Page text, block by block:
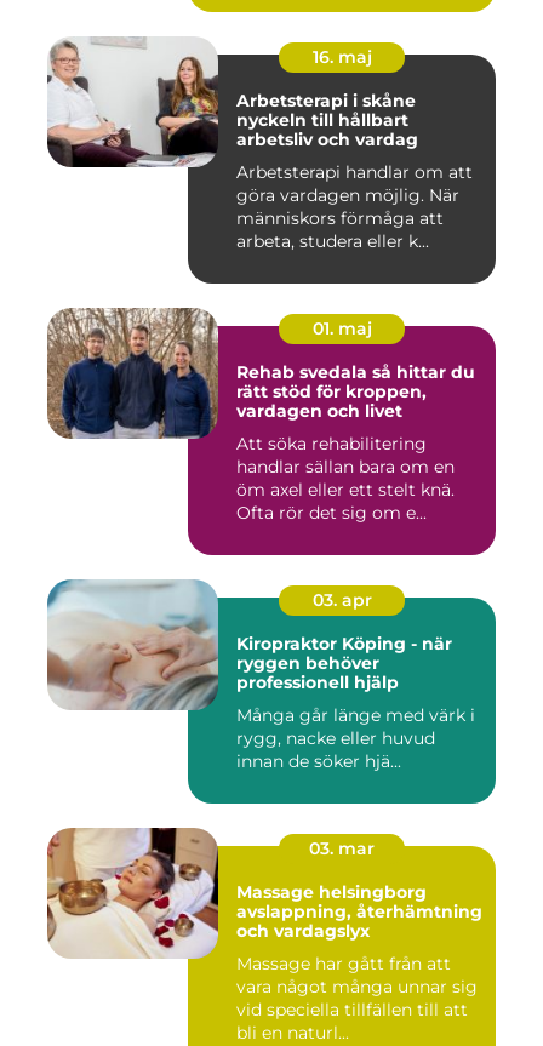
16. maj
Arbetsterapi i skåne
nyckeln till hållbart
arbetsliv och vardag
Arbetsterapi handlar om att
göra vardagen möjlig. När
människors förmåga att
arbeta, studera eller k...
01. maj
Rehab svedala så hittar du
rätt stöd för kroppen,
vardagen och livet
Att söka rehabilitering
handlar sällan bara om en
öm axel eller ett stelt knä.
Ofta rör det sig om e...
03. apr
Kiropraktor Köping - när
ryggen behöver
professionell hjälp
Många går länge med värk i
rygg, nacke eller huvud
innan de söker hjä...
03. mar
Massage helsingborg
avslappning, återhämtning
och vardagslyx
Massage har gått från att
vara något många unnar sig
vid speciella tillfällen till att
bli en naturl...